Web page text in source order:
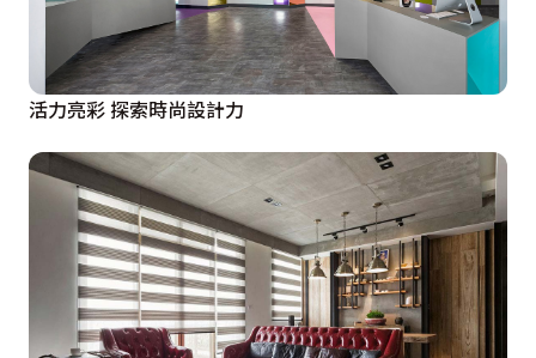
活力亮彩 探索時尚設計力